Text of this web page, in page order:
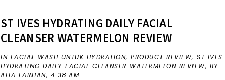
ST IVES HYDRATING DAILY FACIAL
CLEANSER WATERMELON REVIEW
IN FACIAL WASH UNTUK HYDRATION,PRODUCT REVIEW,ST IVES
HYDRATING DAILY FACIAL CLEANSER WATERMELON REVIEW, BY
ALIA FARHAN, 4:38 AM